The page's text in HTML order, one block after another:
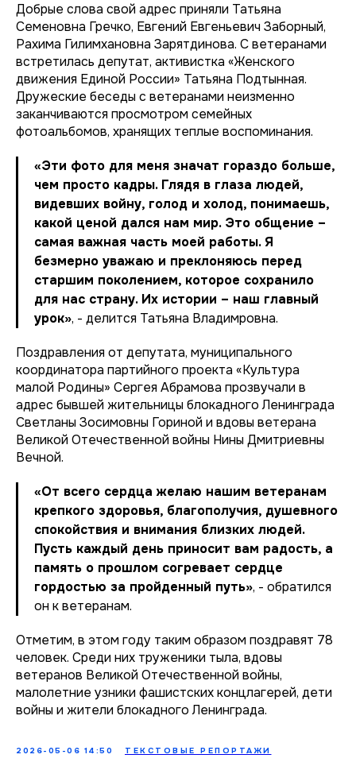
Добрые слова свой адрес приняли Татьяна
Семеновна Гречко, Евгений Евгеньевич Заборный,
Рахима Гилимхановна Зарятдинова. С ветеранами
встретилась депутат, активистка «Женского
движения Единой России» Татьяна Подтынная.
Дружеские беседы с ветеранами неизменно
заканчиваются просмотром семейных
фотоальбомов, хранящих теплые воспоминания.
«Эти фото для меня значат гораздо больше,
чем просто кадры. Глядя в глаза людей,
видевших войну, голод и холод, понимаешь,
какой ценой дался нам мир. Это общение –
самая важная часть моей работы. Я
безмерно уважаю и преклоняюсь перед
старшим поколением, которое сохранило
для нас страну. Их истории – наш главный
урок», - делится Татьяна Владимровна.
Поздравления от депутата, муниципального
координатора партийного проекта «Культура
малой Родины» Сергея Абрамова прозвучали в
адрес бывшей жительницы блокадного Ленинграда
Светланы Зосимовны Гориной и вдовы ветерана
Великой Отечественной войны Нины Дмитриевны
Вечной.
«От всего сердца желаю нашим ветеранам
крепкого здоровья, благополучия, душевного
спокойствия и внимания близких людей.
Пусть каждый день приносит вам радость, а
память о прошлом согревает сердце
гордостью за пройденный путь», - обратился
он к ветеранам.
Отметим, в этом году таким образом поздравят 78
человек. Среди них труженики тыла, вдовы
ветеранов Великой Отечественной войны,
малолетние узники фашистских концлагерей, дети
войны и жители блокадного Ленинграда.
2026-05-06 14:50 ТЕКСТОВЫЕ РЕПОРТАЖИ